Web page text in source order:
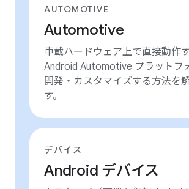
AUTOMOTIVE
Automotive
車載ハードウェア上で直接動作
Android Automotive プラットフ
開発・カスタマイズする方法を
す。
デバイス
Android デバイス